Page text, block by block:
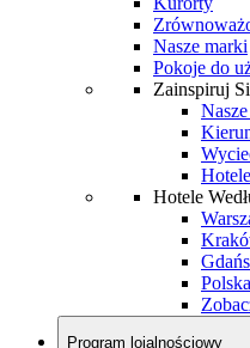
Nasze marki
Pokoje do
Zainspiruj
Hotele
Polska
Program lojalnościowy